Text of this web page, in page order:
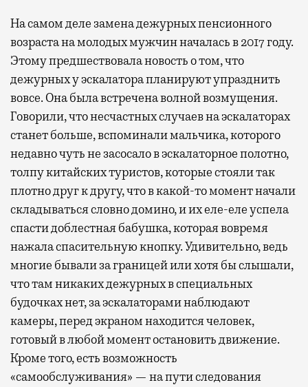
На самом деле замена дежурных пенсионного
возраста на молодых мужчин началась в 2017 году.
Этому предшествовала новость о том, что
дежурных у эскалатора планируют упразднить
вовсе. Она была встречена волной возмущения.
Говорили, что несчастных случаев на эскалаторах
станет больше, вспоминали мальчика, которого
недавно чуть не засосало в эскалаторное полотно,
толпу китайских туристов, которые стояли так
плотно друг к другу, что в какой-то момент начали
складываться словно домино, и их еле-еле успела
спасти доблестная бабушка, которая вовремя
нажала спасительную кнопку. Удивительно, ведь
многие бывали за границей или хотя бы слышали,
что там никаких дежурных в специальных
будочках нет, за эскалаторами наблюдают
камеры, перед экраном находится человек,
готовый в любой момент остановить движение.
Кроме того, есть возможность
«самообслуживания» — на пути следования